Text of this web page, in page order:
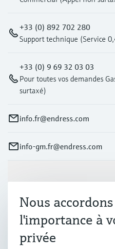
+33 (0) 892 702 280
Support technique (Service
+33 (0) 9 69 32 03 03
Pour toutes vos demandes
surtaxé)
info.fr@endress.com
info-gm.fr@endress.com
Industries
Nous
l'importance à
privée